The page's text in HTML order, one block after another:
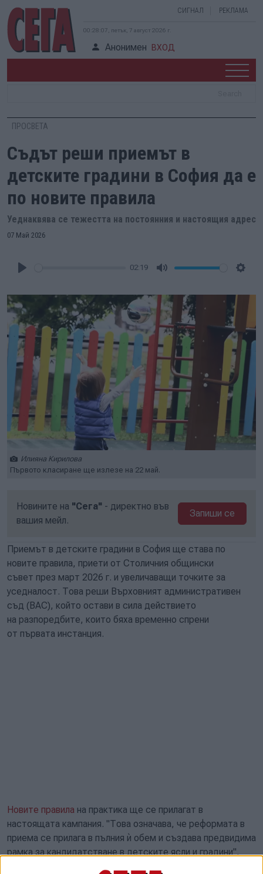
СИГНАЛ РЕКЛАМА
00:28:08, петък, 7 август 2026 г.
Анонимен ВХОД
ПРОСВЕТА
Съдът реши приемът в
детските градини в София да е
по новите правила
Уеднаквява се тежестта на постоянния и настоящия адрес
07 Май 2026
02:19
Илияна Кирилова
Първото класиране ще излезе на 22 май.
Новините на "Сега" - директно във
вашия мейл.
Запиши се
Приемът в детските градини в София ще става по
новите правила, приети от Столичния общински
съвет през март 2026 г. и увеличаващи точките за
уседналост. Това реши Върховният административен
съд (ВАС), който остави в сила действието
на разпоредбите, които бяха временно спрени
от първата инстанция.
Новите правила на практика ще се прилагат в
настоящата кампания. "Това означава, че реформата в
приема се прилага в пълния ѝ обем и създава предвидима
рамка за кандидатстване в детските ясли и градини",